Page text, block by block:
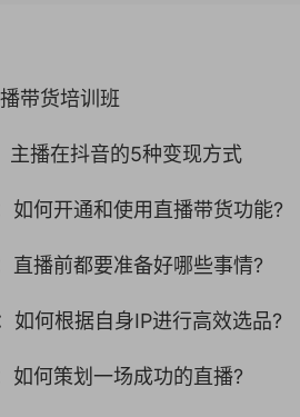
带货培训班
主播在抖音的5种变现方式
如何开通和使用直播带货功能?
直播前都要准备好哪些事情?
如何根据自身IP进行高效选品?
如何策划一场成功的直播?